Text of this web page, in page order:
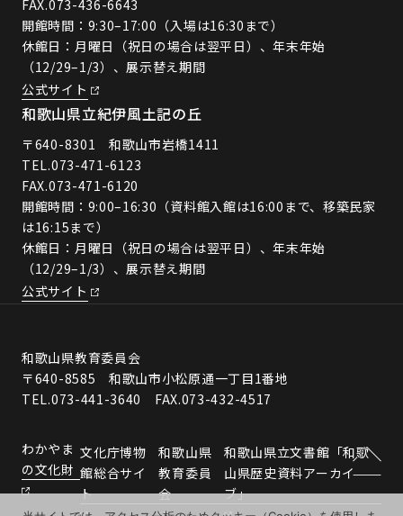
FAX.073-436-6643
開館時間：9:30–17:00（入場は16:30まで）
休館日：月曜日（祝日の場合は翌平日）、年末年始
（12/29–1/3）、展示替え期間
公式サイト
和歌山県立紀伊風土記の丘
〒640-8301 和歌山市岩橋1411
TEL.073-471-6123
FAX.073-471-6120
開館時間：9:00–16:30（資料館入館は16:00まで、移築民家
は16:15まで）
休館日：月曜日（祝日の場合は翌平日）、年末年始
（12/29–1/3）、展示替え期間
公式サイト
和歌山県教育委員会
〒640-8585 和歌山市小松原通一丁目1番地
TEL.073-441-3640 FAX.073-432-4517
わかやま
の文化財
文化庁博物
館総合サイ
ト
和歌山県
教育委員
会
和歌山県立文書館「和歌
山県歴史資料アーカイ
ブ」